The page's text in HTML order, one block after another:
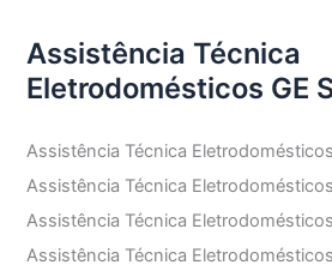
Assistência Técnica
Eletrodomésticos GE
Assistência Técnica
Assistência Técnica
Assistência Técnica
Assistência Técnica